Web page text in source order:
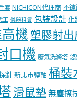
套 NICHICON代理商 不鏽
工 儀器租賃 包裝設計 化
機 塑膠射出
口機 廢氣洗滌塔
針 新北市轉軸 桶裝
滑鼠墊無塵擦